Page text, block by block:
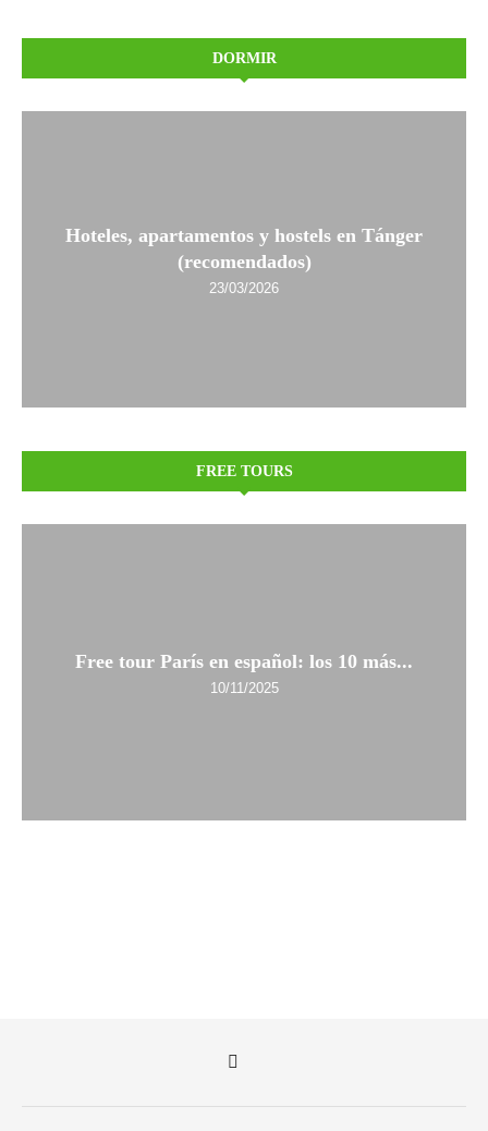
DORMIR
Hoteles, apartamentos y hostels en Tánger
(recomendados)
23/03/2026
FREE TOURS
Free tour París en español: los 10 más...
10/11/2025